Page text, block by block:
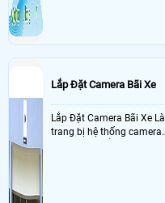
Lắp Đặt Camera Bãi Xe
Lắp Đặt Camera Bãi Xe Là
trang bị hệ thống camera